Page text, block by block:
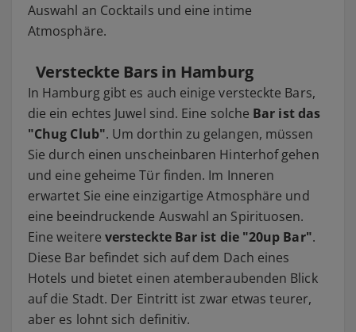
Auswahl an Cocktails und eine intime
Atmosphäre.
Versteckte Bars in Hamburg
In Hamburg gibt es auch einige versteckte Bars,
die ein echtes Juwel sind. Eine solche Bar ist das
"Chug Club". Um dorthin zu gelangen, müssen
Sie durch einen unscheinbaren Hinterhof gehen
und eine geheime Tür finden. Im Inneren
erwartet Sie eine einzigartige Atmosphäre und
eine beeindruckende Auswahl an Spirituosen.
Eine weitereversteckte Bar ist die "20up Bar".
Diese Bar befindet sich auf dem Dach eines
Hotels und bietet einen atemberaubenden Blick
auf die Stadt. Der Eintritt ist zwar etwas teurer,
aber es lohnt sich definitiv.